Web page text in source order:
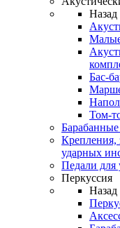
Назад
Бас-
Том-
Крепления,
ударных
Педали для
Перкуссия
Назад